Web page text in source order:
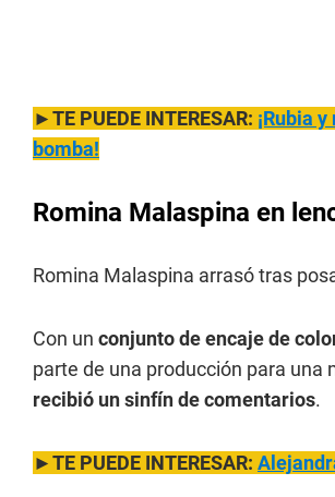
►TE PUEDE INTERESAR: ¡Rubia
bomba!
Romina Malaspina en
Romina Malaspina arrasó tras
Con un conjunto de encaje de
parte de una producción para una
recibió un sinfín de comentarios.
►TE PUEDE INTERESAR: